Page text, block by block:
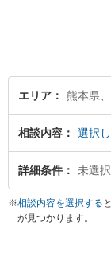
エリア 熊本県
相談内容 選択
詳細条件 未選択
※相談内容を選択する
が見つかります。